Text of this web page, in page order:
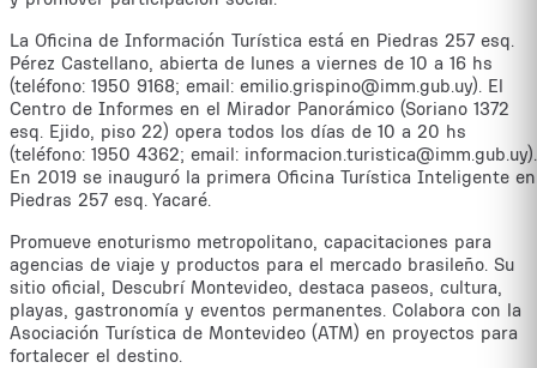
La Oficina de Información Turística está en Piedras 257 esq.
Pérez Castellano, abierta de lunes a viernes de 10 a 16 hs
(teléfono: 1950 9168; email: emilio.grispino@imm.gub.uy). El
Centro de Informes en el Mirador Panorámico (Soriano 1372
esq. Ejido, piso 22) opera todos los días de 10 a 20 hs
(teléfono: 1950 4362; email: informacion.turistica@imm.gub.uy).
En 2019 se inauguró la primera Oficina Turística Inteligente en
Piedras 257 esq. Yacaré.
Promueve enoturismo metropolitano, capacitaciones para
agencias de viaje y productos para el mercado brasileño. Su
sitio oficial, Descubrí Montevideo, destaca paseos, cultura,
playas, gastronomía y eventos permanentes. Colabora con la
Asociación Turística de Montevideo (ATM) en proyectos para
fortalecer el destino.